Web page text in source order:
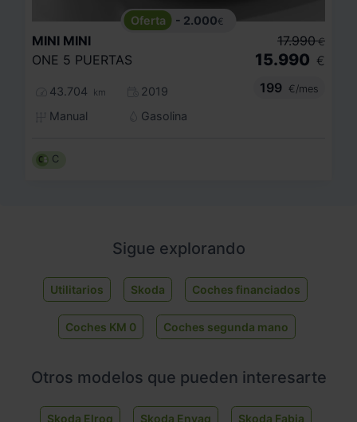
- 2.000€
MINI MINI
ONE 5 PUERTAS
43.704 km
2019
Manual
Gasolina
17.990 €
15.990 €
199
€/mes
C
Sigue explorando
Utilitarios Skoda Coches financiados
Coches KM 0 Coches segunda mano
Otros modelos que pueden interesarte
Skoda Elroq Skoda Enyaq Skoda Fabia